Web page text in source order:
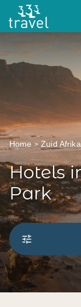
Home Zuid Afrika
Hotels
Park